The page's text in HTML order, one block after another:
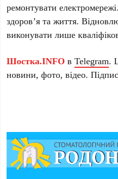
ремонтувати
здоров’я та життя.
виконувати лише
Шостка.INFO вTelegram.
новини, фото, відео.